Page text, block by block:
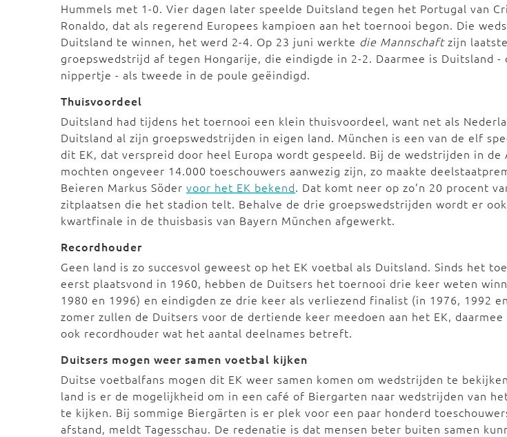
Hummels met 1-0. Vier dagen later speelde Duitsland tegen het Portugal van
Ronaldo, dat als regerend Europees kampioen aan het toernooi begon. Die
Duitsland te winnen, het werd 2-4. Op 23 juni werkte die Mannschaftzijn laatste
groepswedstrijd af tegen Hongarije, die eindigde in 2-2. Daarmee is Duitsland -
nippertje - als tweede in de poule geëindigd.
Thuisvoordeel
Duitsland had tijdens het toernooi een klein thuisvoordeel, want net als
Duitsland al zijn groepswedstrijden in eigen land. München is een van de elf
dit EK, dat verspreid door heel Europa wordt gespeeld. Bij de wedstrijden in de
mochten ongeveer 14.000 toeschouwers aanwezig zijn, zo maakte
Beieren Markus Söder voor het EK bekend. Dat komt neer op zo’n 20 procent
zitplaatsen die het stadion telt. Behalve de drie groepswedstrijden wordt er
kwartfinale in de thuisbasis van Bayern München afgewerkt.
Recordhouder
Geen land is zo succesvol geweest op het EK voetbal als Duitsland. Sinds het
eerst plaatsvond in 1960, hebben de Duitsers het toernooi drie keer weten
1980 en 1996) en eindigden ze drie keer als verliezend finalist (in 1976, 1992
zomer zullen de Duitsers voor de dertiende keer meedoen aan het EK, daarmee
ook recordhouder wat het aantal deelnames betreft.
Duitsers mogen weer samen voetbal kijken
Duitse voetbalfans mogen dit EK weer samen komen om wedstrijden te
land is er de mogelijkheid om in een café of Biergarten naar wedstrijden van
te kijken. Bij sommige Biergärten is er plek voor een paar honderd
afstand, meldt Tagesschau. De redenatie is dat mensen beter buiten samen